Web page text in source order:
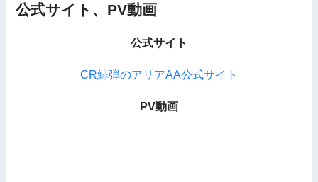
公式サイト、PV動画
公式サイト
CR緋弾のアリアAA公式サイト
PV動画